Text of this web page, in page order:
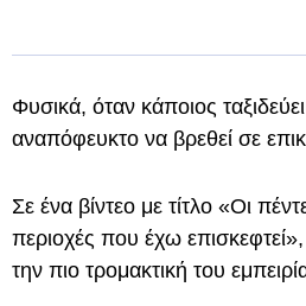
Φυσικά, όταν κάποιος
αναπόφευκτο να βρεθεί σε
Σε ένα βίντεο με τίτλο «Οι
περιοχές που έχω
την πιο τρομακτική του